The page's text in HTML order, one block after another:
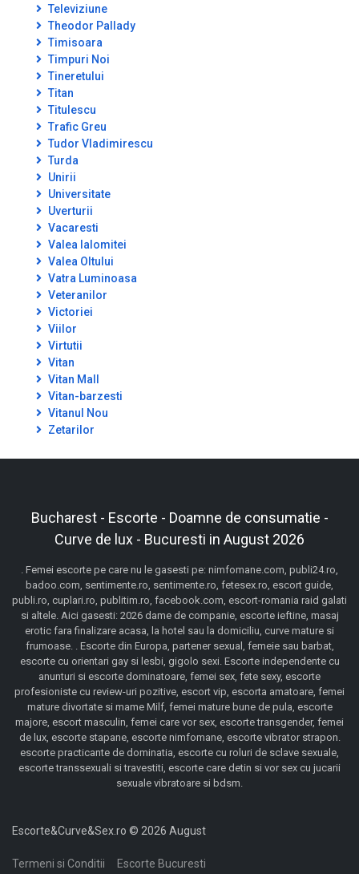
Televiziune
Theodor Pallady
Timisoara
Timpuri Noi
Tineretului
Titan
Titulescu
Trafic Greu
Tudor Vladimirescu
Turda
Unirii
Universitate
Uverturii
Vacaresti
Valea Ialomitei
Valea Oltului
Vatra Luminoasa
Veteranilor
Victoriei
Viilor
Virtutii
Vitan
Vitan Mall
Vitan-barzesti
Vitanul Nou
Zetarilor
Bucharest - Escorte - Doamne de consumatie -
Curve de lux - Bucuresti in August 2026
. Femei escorte pe care nu le gasesti pe: nimfomane.com, publi24.ro,
badoo.com, sentimente.ro, sentimente.ro, fetesex.ro, escort guide,
publi.ro, cuplari.ro, publitim.ro, facebook.com, escort-romania raid galati
si altele. Aici gasesti: 2026 dame de companie, escorte ieftine, masaj
erotic fara finalizare acasa, la hotel sau la domiciliu, curve mature si
frumoase. . Escorte din Europa, partener sexual, femeie sau barbat,
escorte cu orientari gay si lesbi, gigolo sexi. Escorte independente cu
anunturi si escorte dominatoare, femei sex, fete sexy, escorte
profesioniste cu review-uri pozitive, escort vip, escorta amatoare, femei
mature divortate si mame Milf, femei mature bune de pula, escorte
majore, escort masculin, femei care vor sex, escorte transgender, femei
de lux, escorte stapane, escorte nimfomane, escorte vibrator strapon.
escorte practicante de dominatia, escorte cu roluri de sclave sexuale,
escorte transsexuali si travestiti, escorte care detin si vor sex cu jucarii
sexuale vibratoare si bdsm.
Escorte&Curve&Sex.ro © 2026 August
Termeni si Conditii Escorte Bucuresti